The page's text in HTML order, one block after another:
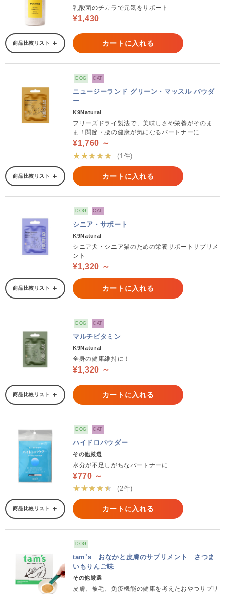
乳酸菌のチカラで元気をサポート
¥1,430
商品比較リスト カートに入れる
DOG CAT
ニュージーランド グリーン・マッスル パウダ
ー
K9Natural
フリーズドライ製法で、美味しさや栄養がそのま
ま！関節・腰の健康が気になるパートナーに
¥1,760 ～
★★★★★
(1件)
商品比較リスト カートに入れる
DOG CAT
シニア・サポート
K9Natural
シニア犬・シニア猫のための栄養サポートサプリメ
ント
¥1,320 ～
商品比較リスト カートに入れる
DOG CAT
マルチビタミン
K9Natural
全身の健康維持に！
¥1,320 ～
商品比較リスト カートに入れる
DOG CAT
ハイドロパウダー
その他厳選
水分が不足しがちなパートナーに
¥770 ～
★★★★★
(2件)
商品比較リスト カートに入れる
DOG
tam’s おなかと皮膚のサプリメント さつま
いもりんご味
その他厳選
皮膚、被毛、免疫機能の健康を考えたおやつサプリ